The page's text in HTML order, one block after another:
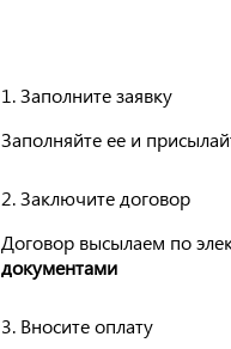
1. Заполните заявку
Заполняйте ее и
2. Заключите договор
Договор высылаем по
документами
3. Вносите оплату